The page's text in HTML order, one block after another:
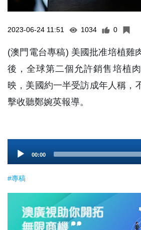
2023-06-24 11:51 1034 0
(澳門電台專稿) 美國批准培植雞
後，全球第二個允許銷售培植
映，美國約一半受訪成年人稱，
擊收聽鄭婉英報導。
Player
00:00
#專稿